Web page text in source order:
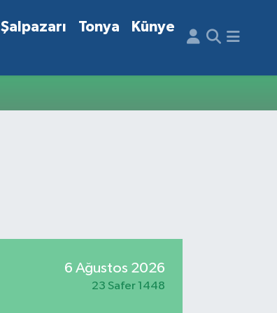
Şalpazarı Tonya Künye
6 Ağustos 2026
23 Safer 1448